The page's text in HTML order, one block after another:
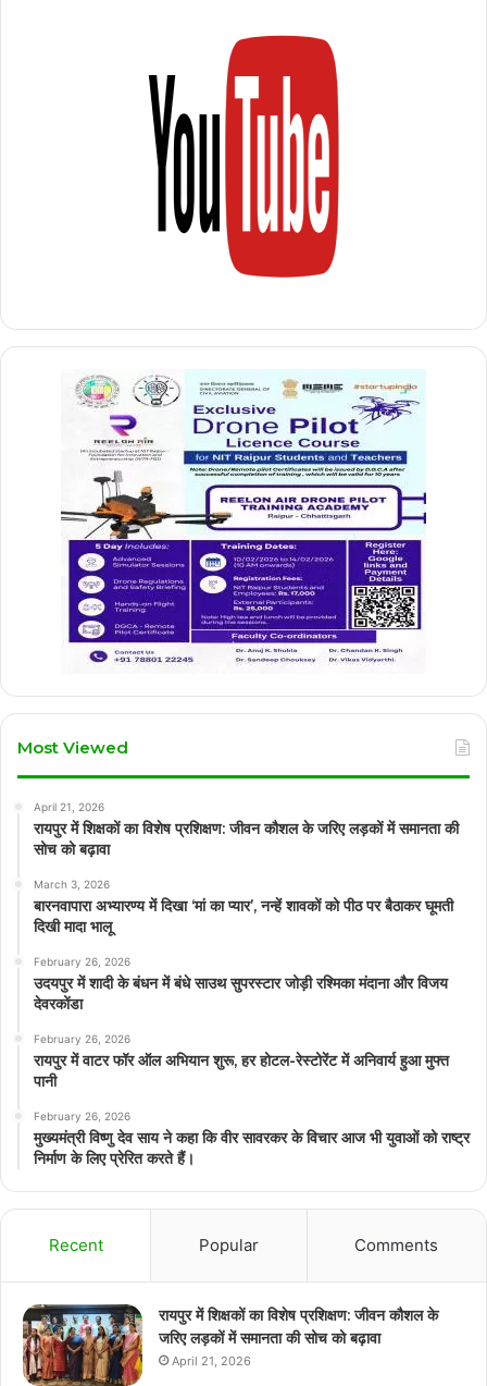
Most Viewed
April 21, 2026
रायपुर में शिक्षकों का विशेष प्रशिक्षण: जीवन कौशल के जरिए लड़कों में समानता की
सोच को बढ़ावा
March 3, 2026
बारनवापारा अभ्यारण्य में दिखा ‘मां का प्यार’, नन्हें शावकों को पीठ पर बैठाकर घूमती
दिखी मादा भालू
February 26, 2026
उदयपुर में शादी के बंधन में बंधे साउथ सुपरस्टार जोड़ी रश्मिका मंदाना और विजय
देवरकोंडा
February 26, 2026
रायपुर में वाटर फॉर ऑल अभियान शुरू, हर होटल-रेस्टोरेंट में अनिवार्य हुआ मुफ्त
पानी
February 26, 2026
मुख्यमंत्री विष्णु देव साय ने कहा कि वीर सावरकर के विचार आज भी युवाओं को राष्ट्र
निर्माण के लिए प्रेरित करते हैं।
Recent Popular Comments
रायपुर में शिक्षकों का विशेष प्रशिक्षण: जीवन कौशल के
जरिए लड़कों में समानता की सोच को बढ़ावा
April 21, 2026